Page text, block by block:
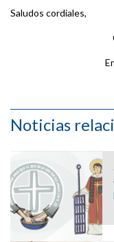
Saludos cordiales,
Noticias